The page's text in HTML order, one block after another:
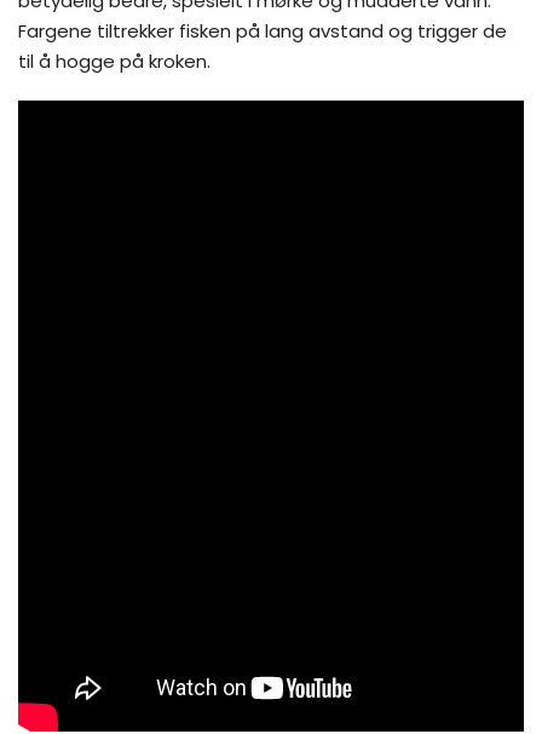
Fargene tiltrekker fisken på lang avstand og trigger de
til å hogge på kroken.